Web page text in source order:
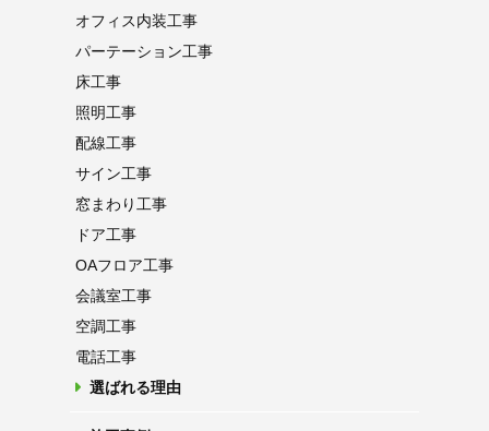
オフィス内装工事
パーテーション工事
床工事
照明工事
配線工事
サイン工事
窓まわり工事
ドア工事
OAフロア工事
会議室工事
空調工事
電話工事
選ばれる理由